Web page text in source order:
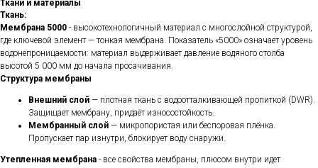
Ткани и материалы
Ткань:
Мембрана 5000 - высокотехнологичный материал с многослойной структурой,
где ключевой элемент — тонкая мембрана. Показатель «5000» означает уровень
водонепроницаемости: материал выдерживает давление водяного столба
высотой 5 000 мм до начала просачивания.
Структура мембраны
Внешний слой — плотная ткань с водоотталкивающей пропиткой (DWR).
Защищает мембрану, придаёт износостойкость.
Мембранный слой — микропористая или беспоровая плёнка.
Пропускает пар изнутри, блокирует воду снаружи.
Утепленная мембрана - все свойства мембраны, плюсом внутри идет